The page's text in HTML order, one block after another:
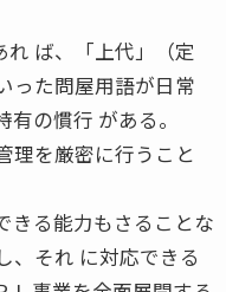
ば、「上代」（定
った問屋用語が日常
の慣行 がある。
理を厳密に行うこと
きる能力もさることな
、それ に対応できる